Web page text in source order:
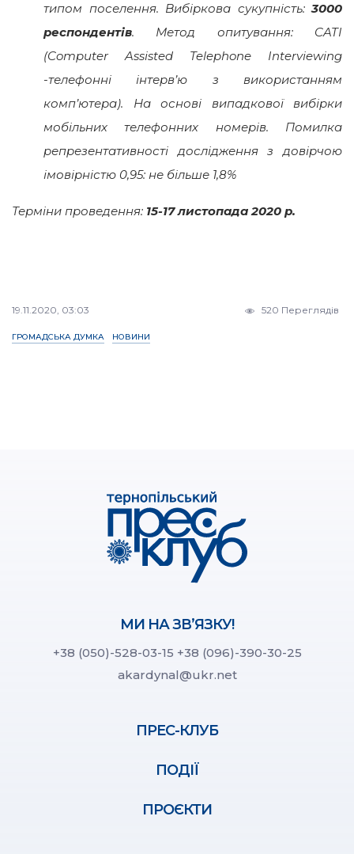
типом поселення. Вибіркова сукупність:3000
респондентів. Метод опитування: CATI
(Computer Assisted Telephone Interviewing
-телефонні інтерв’ю з використанням
комп’ютера). На основі випадкової вибірки
мобільних телефонних номерів. Помилка
репрезентативності дослідження з довірчою
імовірністю 0,95: не більше 1,8%
Терміни проведення: 15-17 листопада 2020 р.
19.11.2020, 03:03 520 Переглядів
ГРОМАДСЬКА ДУМКА НОВИНИ
МИ НА ЗВ’ЯЗКУ!
+38 (050)-528-03-15 +38 (096)-390-30-25
akardynal@ukr.net
ПРЕС-КЛУБ
ПОДІЇ
ПРОЄКТИ